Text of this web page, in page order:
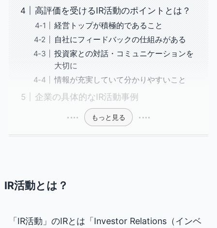
高評価を受けるIR活動のポイントとは？
経営トップが積極的であること
自社にフィードバックの仕組みがある
投資家との対話・コミュニケーションを
大切に
情報が充実していて分かりやすいこと
企業の具体的なIR活動事例
もっと見る
IR活動とは？
「IR活動」のIRとは「Investor Relations（インベ